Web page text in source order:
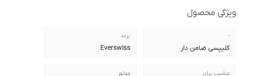
ویژگی محصول
-
کلیپسی ضامن دار
برند
Everswiss
مناسب برای موتور